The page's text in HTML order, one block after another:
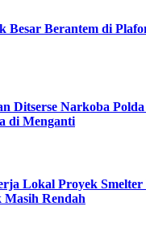
Besar Berantem di
Ditserse Narkoba
di Menganti
Lokal Proyek
Masih Rendah